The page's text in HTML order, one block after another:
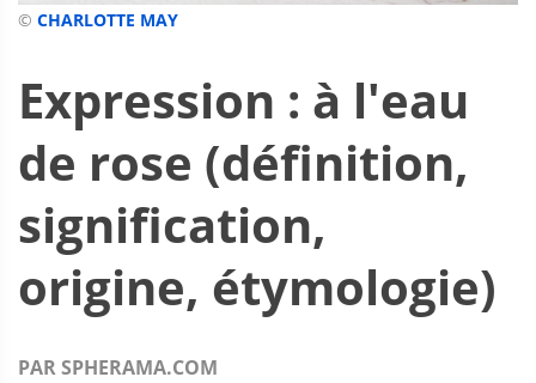
© CHARLOTTE MAY
Expression : à l'eau
de rose (définition,
signification,
origine, étymologie)
PAR SPHERAMA.COM